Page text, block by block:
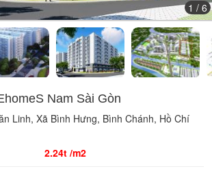
1 / 6
Nam Sài Gòn
Linh, Xã Bình Hưng, Bình Chánh, Hồ Chí
2.24t /m2